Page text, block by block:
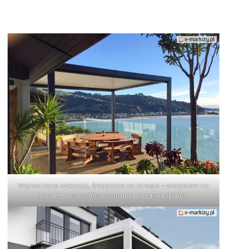
Wymarzone wakacje, śniadanie na tarasie z widokiem na
morze. A od słońca ochrania pergola SB400!